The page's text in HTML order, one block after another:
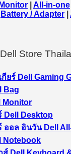
Monitor All-in-one
Battery / Adapter
Store
กียร์ Dell Gaming
Bag
Monitor
Dell Desktop
ออล อินวัน Dell
Notebook